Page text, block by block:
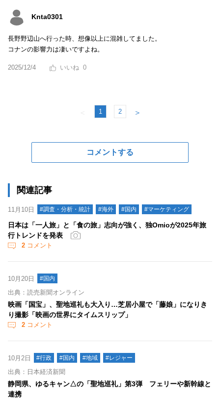
Knta0301
長野野辺山へ行った時、想像以上に混雑してました。
コナンの影響力は凄いですよね。
2025/12/4 0
＜ 1 2 ＞
コメントする
関連記事
11月10日 #調査・分析・統計 #海外 #国内 #マーケティング
日本は「一人旅」と「食の旅」志向が強く、独Omioが2025年旅
行トレンドを発表
2 コメント
10月20日 #国内
出典：読売新聞オンライン
映画「国宝」、聖地巡礼も大入り…芝居小屋で「藤娘」になりき
り撮影「映画の世界にタイムスリップ」
2 コメント
10月2日 #行政 #国内 #地域 #レジャー
出典：日本経済新聞
静岡県、ゆるキャン△の「聖地巡礼」第3弾 フェリーや新幹線と
連携